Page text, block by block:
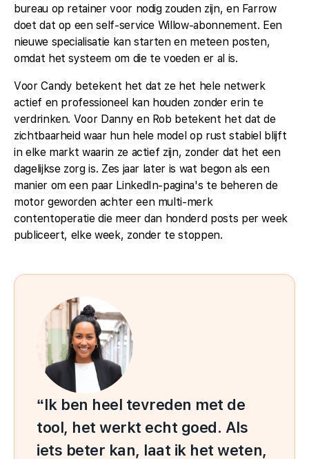
bureau op retainer voor nodig zouden zijn, en Farrow
doet dat op een self-service Willow-abonnement. Een
nieuwe specialisatie kan starten en meteen posten,
omdat het systeem om die te voeden er al is.
Voor Candy betekent het dat ze het hele netwerk
actief en professioneel kan houden zonder erin te
verdrinken. Voor Danny en Rob betekent het dat de
zichtbaarheid waar hun hele model op rust stabiel blijft
in elke markt waarin ze actief zijn, zonder dat het een
dagelijkse zorg is. Zes jaar later is wat begon als een
manier om een paar LinkedIn-pagina's te beheren de
motor geworden achter een multi-merk
contentoperatie die meer dan honderd posts per week
publiceert, elke week, zonder te stoppen.
“Ik ben heel tevreden met de
tool, het werkt echt goed. Als
iets beter kan, laat ik het weten,